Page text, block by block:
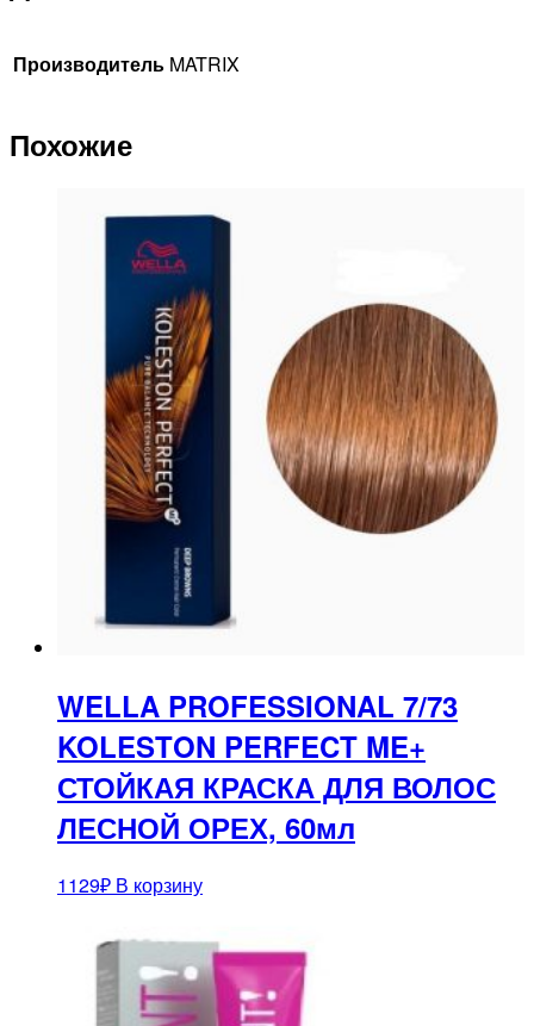
Производитель MATRIX
Похожие
WELLA PROFESSIONAL 7/73
KOLESTON PERFECT ME+
СТОЙКАЯ КРАСКА ДЛЯ ВОЛОС
ЛЕСНОЙ ОРЕХ, 60мл
1129₽ В корзину